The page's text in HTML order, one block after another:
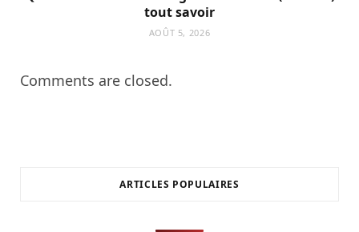
tout savoir
AOÛT 5, 2026
Comments are closed.
ARTICLES POPULAIRES